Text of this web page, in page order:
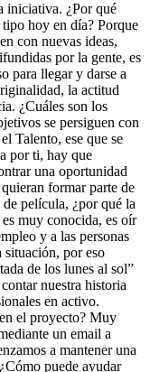
iniciativa. ¿Por qué
tipo hoy en día? Porque
con nuevas ideas,
por la gente, es
para llegar y darse a
la actitud
¿Cuáles son los
se persiguen con
Talento, ese que se
por ti, hay que
una oportunidad
formar parte de
película, ¿por qué la
muy conocida, es oír
y a las personas
situación, por eso
de los lunes al sol”
nuestra historia
en activo.
el proyecto? Muy
un email a
a mantener una
puede ayudar